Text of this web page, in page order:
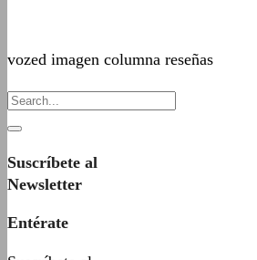
vozed imagen columna reseñas
Suscríbete al
Newsletter
Entérate